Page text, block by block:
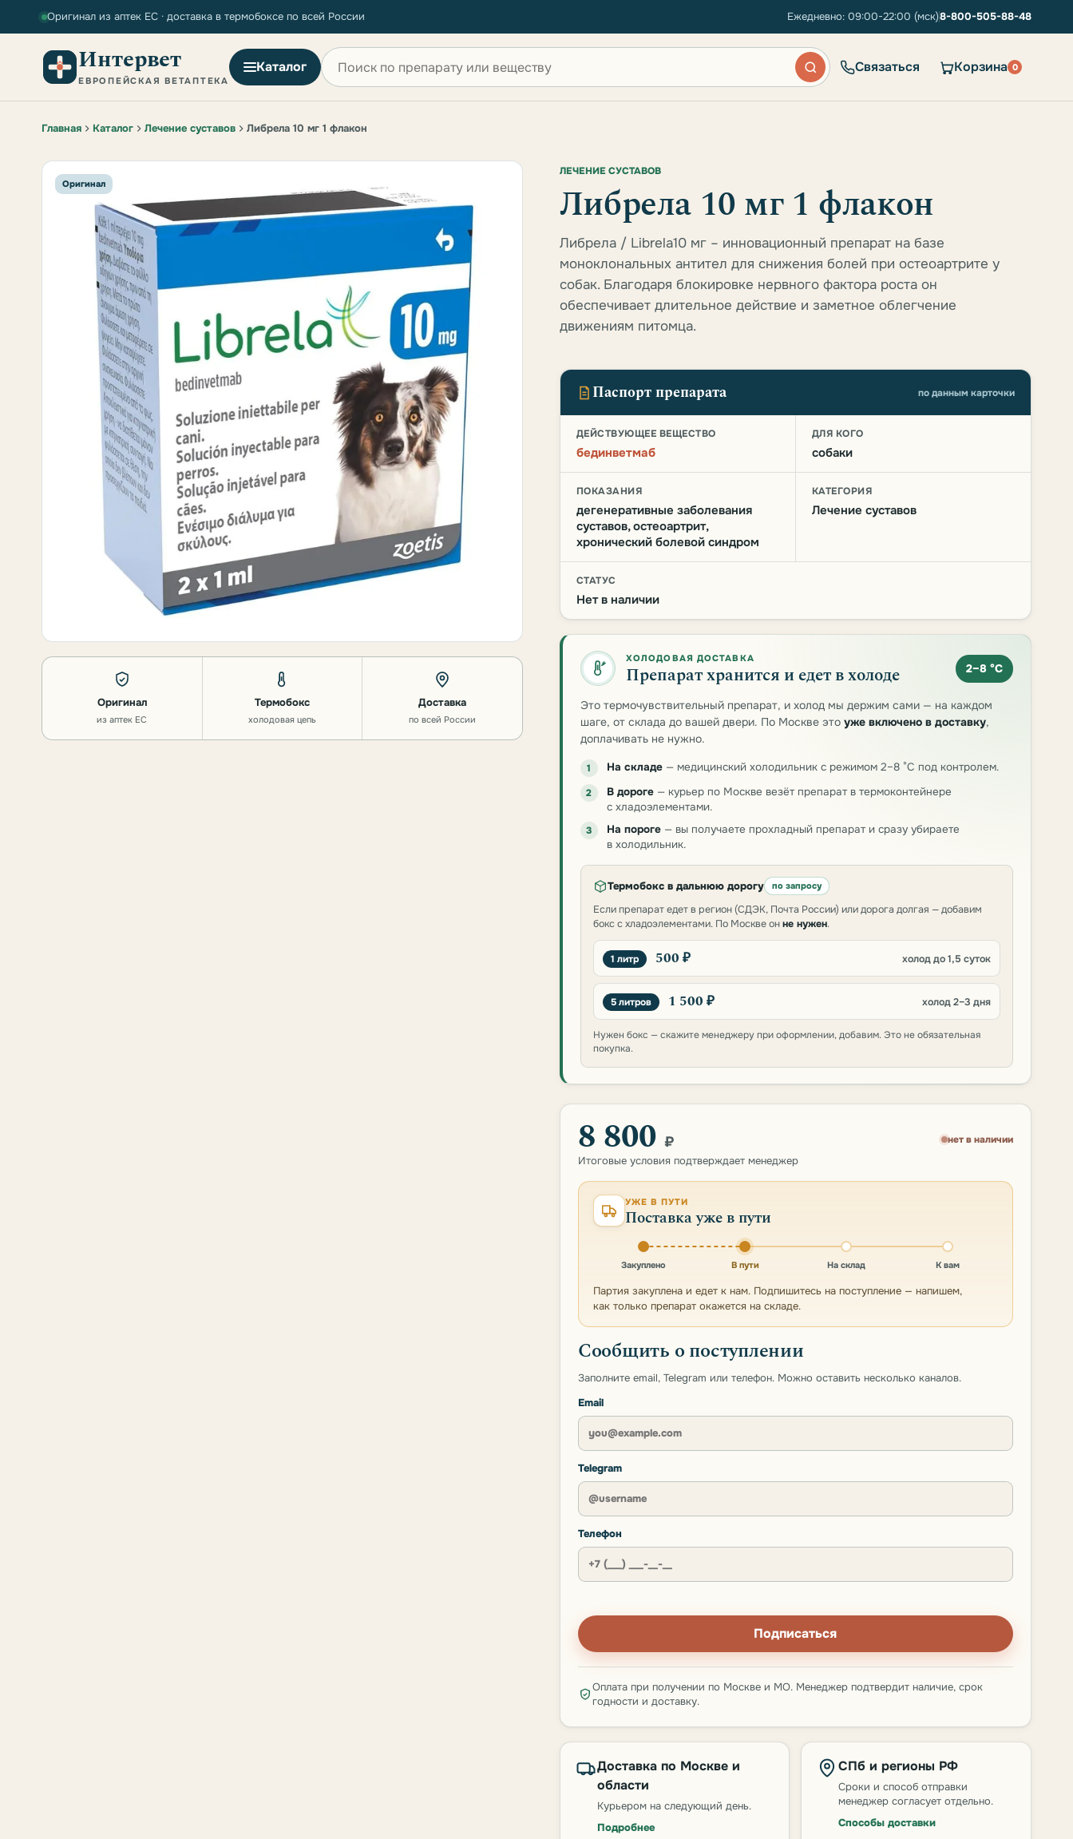
Оригинал из аптек ЕС · доставка в термобоксе по всей России Ежедневно: 09:00-22:00 (мск)8-800-505-88-48
Интервет
ЕВРОПЕЙСКАЯ ВЕТАПТЕКА
Каталог
Поиск по сайту
Связаться Корзина 0
Главная Каталог Лечение суставов Либрела 10 мг 1 флакон
Оригинал
Оригинал
из аптек ЕС
Термобокс
холодовая цепь
Доставка
по всей России
ЛЕЧЕНИЕ СУСТАВОВ
Либрела 10 мг 1 флакон
Либрела / Librela10 мг – инновационный препарат на базе
моноклональных антител для снижения болей при остеоартрите у
собак. Благодаря блокировке нервного фактора роста он
обеспечивает длительное действие и заметное облегчение
движениям питомца.
Паспорт препарата по данным карточки
ДЕЙСТВУЮЩЕЕ ВЕЩЕСТВО
бединветмаб
ДЛЯ КОГО
собаки
ПОКАЗАНИЯ
дегенеративные заболевания
суставов, остеоартрит,
хронический болевой синдром
КАТЕГОРИЯ
Лечение суставов
СТАТУС
Нет в наличии
ХОЛОДОВАЯ ДОСТАВКА
Препарат хранится и едет в холоде 2–8 °C
Это термочувствительный препарат, и холод мы держим сами — на каждом
шаге, от склада до вашей двери. По Москве это уже включено в доставку,
доплачивать не нужно.
1 На складе— медицинский холодильник с режимом 2–8 °C под контролем.
2 В дороге— курьер по Москве везёт препарат в термоконтейнере
с хладоэлементами.
3 На пороге— вы получаете прохладный препарат и сразу убираете
в холодильник.
Термобокс в дальнюю дорогу по запросу
Если препарат едет в регион (СДЭК, Почта России) или дорога долгая — добавим
бокс с хладоэлементами. По Москве онне нужен.
1 литр 500 ₽ холод до 1,5 суток
5 литров 1 500 ₽ холод 2–3 дня
Нужен бокс — скажите менеджеру при оформлении, добавим. Это не обязательная
покупка.
8 800 ₽
Итоговые условия подтверждает менеджер
нет в наличии
УЖЕ В ПУТИ
Поставка уже в пути
Закуплено В пути На склад К вам
Партия закуплена и едет к нам. Подпишитесь на поступление — напишем,
как только препарат окажется на складе.
Сообщить о поступлении
Заполните email, Telegram или телефон. Можно оставить несколько каналов.
Email
Telegram
Телефон
Подписаться
Оплата при получении по Москве и МО. Менеджер подтвердит наличие, срок
годности и доставку.
Доставка по Москве и
области
Курьером на следующий день.
Подробнее
СПб и регионы РФ
Сроки и способ отправки
менеджер согласует отдельно.
Способы доставки